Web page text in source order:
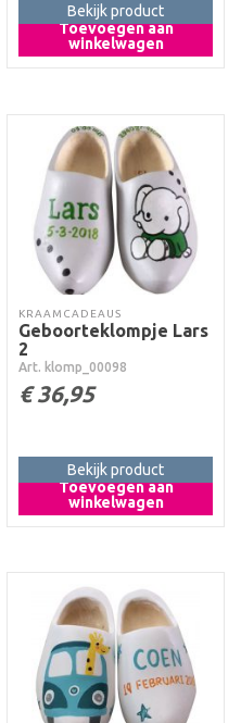
Toevoegen aan
winkelwagen
Bekijk product
KRAAMCADEAUS
Geboorteklompje Lars
2
Art. klomp_00098
€36,95
Toevoegen aan
winkelwagen
Bekijk product